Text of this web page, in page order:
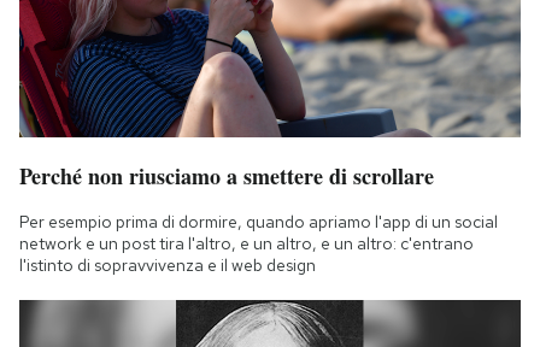
Perché non riusciamo a smettere di scrollare
Per esempio prima di dormire, quando apriamo l'app di un social
network e un post tira l'altro, e un altro, e un altro: c'entrano
l'istinto di sopravvivenza e il web design